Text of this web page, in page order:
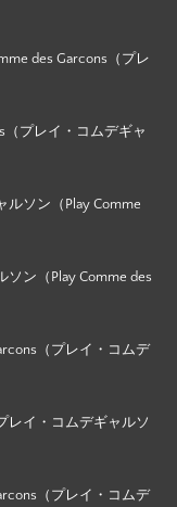
des Garcons（プレ
（プレイ・コムデギャ
ソン（Play Comme
ン（Play Comme des
（プレイ・コムデ
レイ・コムデギャルソ
（プレイ・コムデ